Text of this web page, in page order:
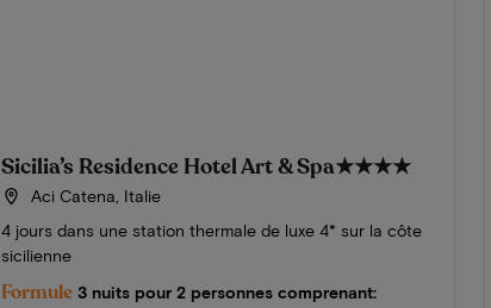
Sicilia’s Residence Hotel Art & Spa★★★★
Aci Catena, Italie
4 jours dans une station thermale de luxe 4* sur la côte
sicilienne
Formule 3 nuits pour 2 personnes comprenant: